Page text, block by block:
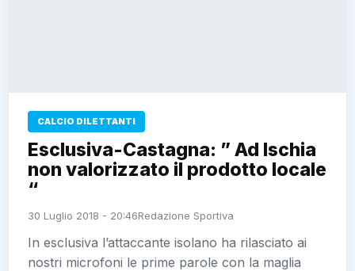
CALCIO DILETTANTI
Esclusiva-Castagna: ” Ad Ischia
non valorizzato il prodotto locale
“
30 Luglio 2018 - 20:46Redazione Sportiva
In esclusiva l’attaccante isolano ha rilasciato ai
nostri microfoni le prime parole con la maglia